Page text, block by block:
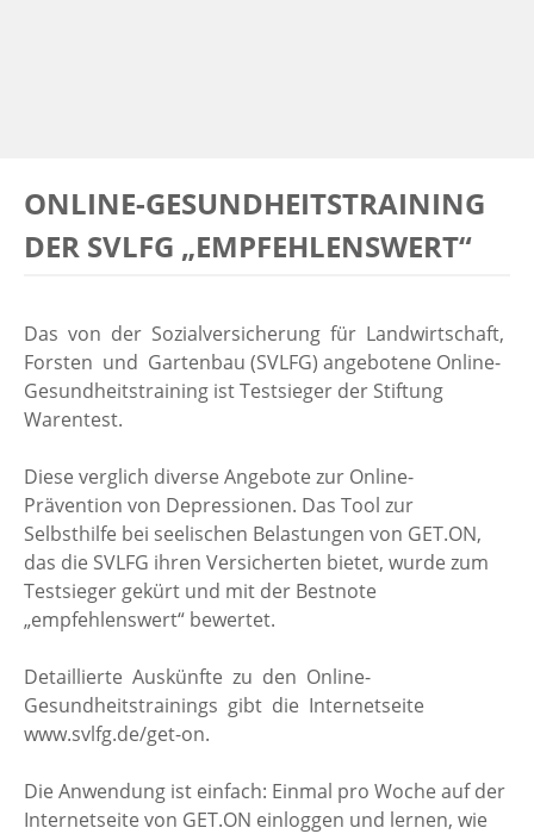
ONLINE-GESUNDHEITSTRAINING
DER SVLFG „EMPFEHLENSWERT“
Das von der Sozialversicherung für Landwirtschaft,
Forsten und Gartenbau (SVLFG) angebotene Online-
Gesundheitstraining ist Testsieger der Stiftung
Warentest.
Diese verglich diverse Angebote zur Online-
Prävention von Depressionen. Das Tool zur
Selbsthilfe bei seelischen Belastungen von GET.ON,
das die SVLFG ihren Versicherten bietet, wurde zum
Testsieger gekürt und mit der Bestnote
„empfehlenswert“ bewertet.
Detaillierte Auskünfte zu den Online-
Gesundheitstrainings gibt die Internetseite
www.svlfg.de/get-on.
Die Anwendung ist einfach: Einmal pro Woche auf der
Internetseite von GET.ON einloggen und lernen, wie